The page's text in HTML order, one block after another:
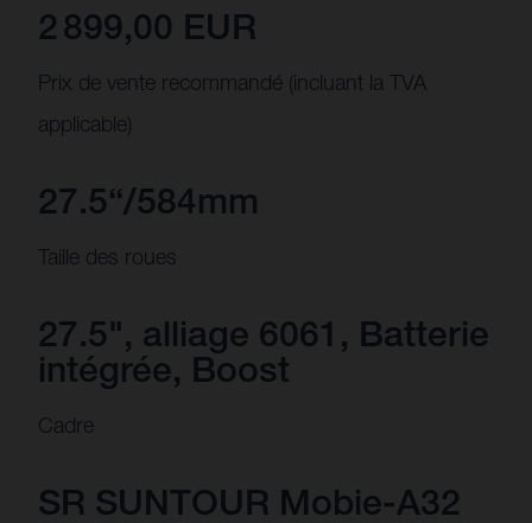
2 899,00 EUR
Prix de vente recommandé (incluant la TVA
applicable)
27.5“/584mm
Taille des roues
27.5", alliage 6061, Batterie
intégrée, Boost
Cadre
SR SUNTOUR Mobie-A32